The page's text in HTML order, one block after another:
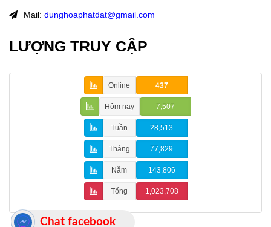
Mail: dunghoaphatdat@gmail.com
LƯỢNG TRUY CẬP
Online 437
Hôm nay 7,507
Tuần 28,513
Tháng 77,829
Năm 143,806
Tổng 1,023,708
Chat facebook